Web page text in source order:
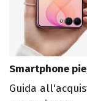
Smartphone
Guida